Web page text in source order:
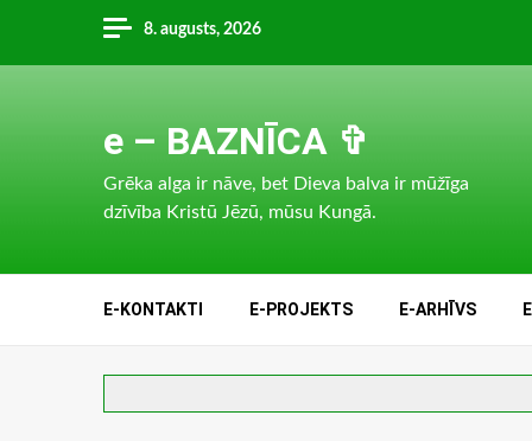
content
8. augusts, 2026
e – BAZNĪCA ✞
Grēka alga ir nāve, bet Dieva balva ir mūžīga
dzīvība Kristū Jēzū, mūsu Kungā.
E-KONTAKTI E-PROJEKTS E-ARHĪVS